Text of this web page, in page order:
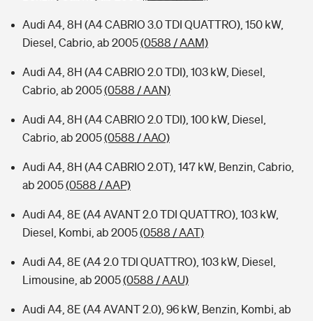
Audi A4, 8H (A4 CABRIO 3.0 TDI QUATTRO), 150 kW,
Diesel, Cabrio, ab 2005(0588 / AAM)
Audi A4, 8H (A4 CABRIO 2.0 TDI), 103 kW, Diesel,
Cabrio, ab 2005(0588 / AAN)
Audi A4, 8H (A4 CABRIO 2.0 TDI), 100 kW, Diesel,
Cabrio, ab 2005(0588 / AAO)
Audi A4, 8H (A4 CABRIO 2.0T), 147 kW, Benzin, Cabrio,
ab 2005(0588 / AAP)
Audi A4, 8E (A4 AVANT 2.0 TDI QUATTRO), 103 kW,
Diesel, Kombi, ab 2005(0588 / AAT)
Audi A4, 8E (A4 2.0 TDI QUATTRO), 103 kW, Diesel,
Limousine, ab 2005(0588 / AAU)
Audi A4, 8E (A4 AVANT 2.0), 96 kW, Benzin, Kombi, ab